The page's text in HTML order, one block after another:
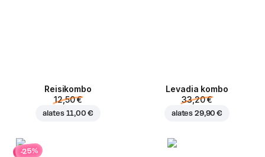
Reisikombo
12,50 €
alates 11,00 €
Levadia kombo
33,20 €
alates 29,90 €
-25%